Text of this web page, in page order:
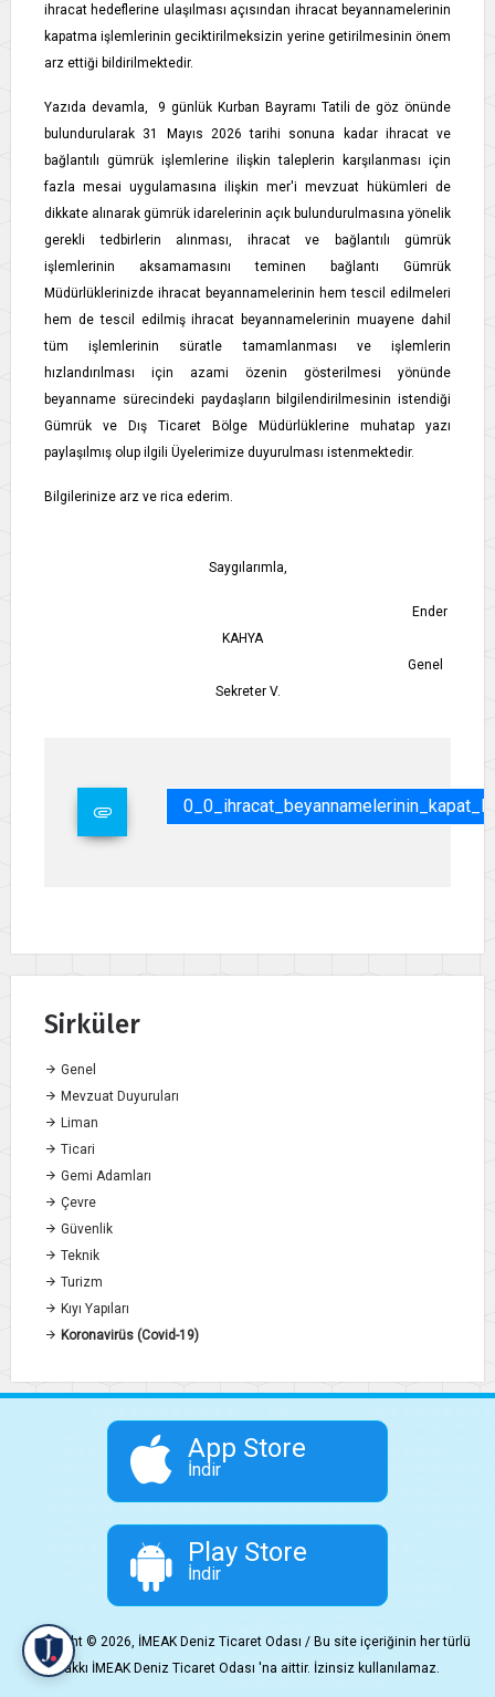
ihracat hedeflerine ulaşılması açısından ihracat beyannamelerinin
kapatma işlemlerinin geciktirilmeksizin yerine getirilmesinin önem
arz ettiği bildirilmektedir.
Yazıda devamla, 9 günlük Kurban Bayramı Tatili de göz önünde
bulundurularak 31 Mayıs 2026 tarihi sonuna kadar ihracat ve
bağlantılı gümrük işlemlerine ilişkin taleplerin karşılanması için
fazla mesai uygulamasına ilişkin mer'i mevzuat hükümleri de
dikkate alınarak gümrük idarelerinin açık bulundurulmasına yönelik
gerekli tedbirlerin alınması, ihracat ve bağlantılı gümrük
işlemlerinin aksamamasını teminen bağlantı Gümrük
Müdürlüklerinizde ihracat beyannamelerinin hem tescil edilmeleri
hem de tescil edilmiş ihracat beyannamelerinin muayene dahil
tüm işlemlerinin süratle tamamlanması ve işlemlerin
hızlandırılması için azami özenin gösterilmesi yönünde
beyanname sürecindeki paydaşların bilgilendirilmesinin istendiği
Gümrük ve Dış Ticaret Bölge Müdürlüklerine muhatap yazı
paylaşılmış olup ilgili Üyelerimize duyurulması istenmektedir.
Bilgilerinize arz ve rica ederim.
Saygılarımla,
Ender
KAHYA
Genel
Sekreter V.
Sirküler
Genel
Mevzuat Duyuruları
Liman
Ticari
Gemi Adamları
Çevre
Güvenlik
Teknik
Turizm
Kıyı Yapıları
Koronavirüs (Covid-19)
App Store
İndir
Play Store
İndir
Copyright © 2026, İMEAK Deniz Ticaret Odası / Bu site içeriğinin her türlü
hakkı İMEAK Deniz Ticaret Odası 'na aittir. İzinsiz kullanılamaz.